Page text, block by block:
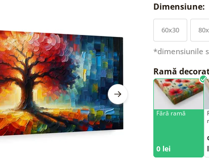
Dimensiune:
60x30
*dimensiunile
Ramă
Fără ramă
0 lei